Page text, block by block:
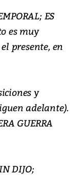
ES
es muy
presente, en
y
adelante).
GUERRA
DIJO;